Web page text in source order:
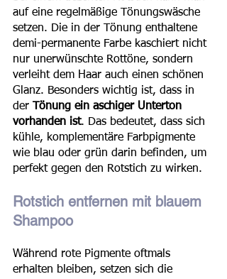
auf eine regelmäßige Tönungswäsche
setzen. Die in der Tönung enthaltene
demi-permanente Farbe kaschiert nicht
nur unerwünschte Rottöne, sondern
verleiht dem Haar auch einen schönen
Glanz. Besonders wichtig ist, dass in
der
Tönung ein aschiger Unterton
vorhanden ist. Das bedeutet, dass sich
kühle, komplementäre Farbpigmente
wie blau oder grün darin befinden, um
perfekt gegen den Rotstich zu wirken.
Rotstich entfernen mit blauem
Shampoo
Während rote Pigmente oftmals
erhalten bleiben, setzen sich die